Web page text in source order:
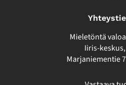
Mieletöntä
Iiris-
Marjaniementie